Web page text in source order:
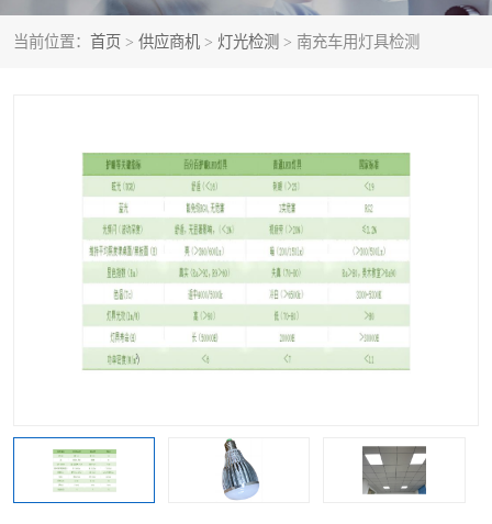
当前位置： 首页 > 供应商机 > 灯光检测 > 南充车用灯具检测
可靠性检测 产品检测